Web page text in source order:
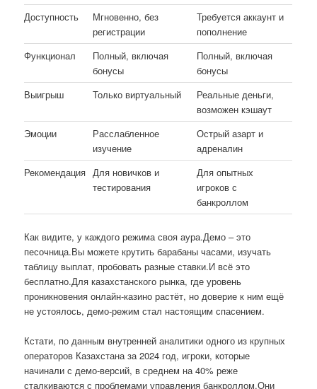
Доступность
Мгновенно, без
регистрации
Требуется аккаунт и
пополнение
Функционал
Полный, включая
бонусы
Полный, включая
бонусы
Выигрыш
Только виртуальный
Реальные деньги,
возможен кэшаут
Эмоции
Расслабленное
изучение
Острый азарт и
адреналин
Рекомендация Для новичков и
тестирования
Для опытных
игроков с
банкроллом
Как видите, у каждого режима своя аура.Демо – это
песочница.Вы можете крутить барабаны часами, изучать
таблицу выплат, пробовать разные ставки.И всё это
бесплатно.Для казахстанского рынка, где уровень
проникновения онлайн-казино растёт, но доверие к ним ещё
не устоялось, демо-режим стал настоящим спасением.
Кстати, по данным внутренней аналитики одного из крупных
операторов Казахстана за 2024 год, игроки, которые
начинали с демо-версий, в среднем на 40% реже
сталкиваются с проблемами управления банкроллом.Они